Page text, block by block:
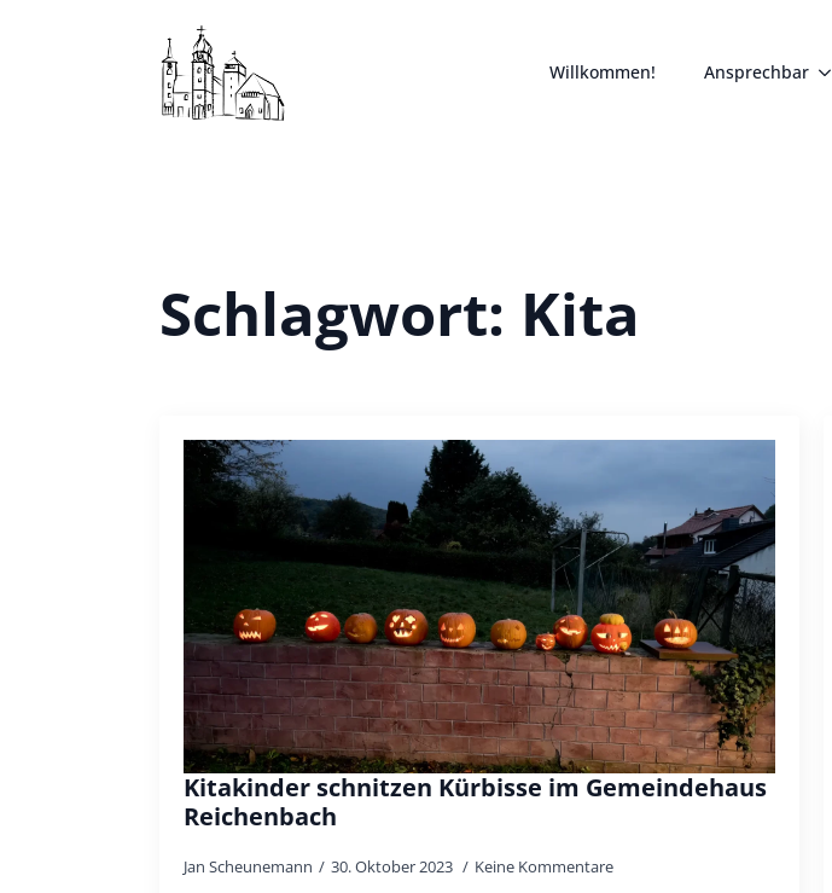
Willkommen! Ansprechbar
Schlagwort: Kita
Kitakinder schnitzen Kürbisse im Gemeindehaus
Reichenbach
Jan Scheunemann 30. Oktober 2023 Keine Kommentare